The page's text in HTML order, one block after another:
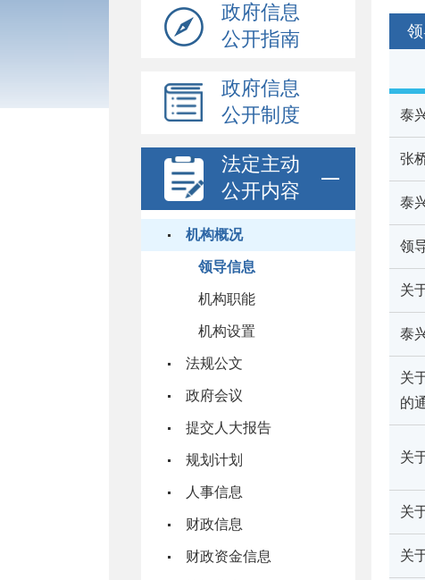
政府信息
公开指南
政府信息
公开制度
法定主动
公开内容
机构概况
领导信息
机构职能
机构设置
法规公文
政府会议
提交人大报告
规划计划
人事信息
财政信息
财政资金信息
泰
张
泰
领
关
泰
关
的
关
关
关